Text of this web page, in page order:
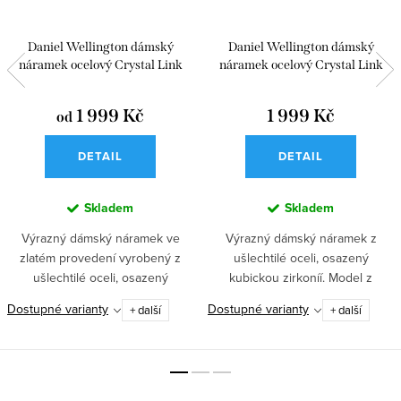
Daniel Wellington dámský
náramek ocelový Crystal Link
od 1 999 Kč
DETAIL
Skladem
Výrazný dámský náramek ve
zlatém provedení vyrobený z
ušlechtilé oceli, osazený
kubickou...
Dostupné varianty + další
Daniel Wellington dámský
náramek ocelový Crystal Link
1 999 Kč
DETAIL
Skladem
Výrazný dámský náramek z
ušlechtilé oceli, osazený
kubickou zirkoníí. Model z
kolekce Crystal...
Dostupné varianty + další